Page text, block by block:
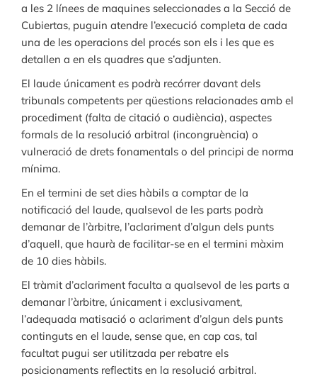
a les 2 línees de maquines seleccionades a la Secció de
Cubiertas, puguin atendre l’execució completa de cada
una de les operacions del procés son els i les que es
detallen a en els quadres que s’adjunten.
El laude únicament es podrà recórrer davant dels
tribunals competents per qüestions relacionades amb el
procediment (falta de citació o audiència), aspectes
formals de la resolució arbitral (incongruència) o
vulneració de drets fonamentals o del principi de norma
mínima.
En el termini de set dies hàbils a comptar de la
notificació del laude, qualsevol de les parts podrà
demanar de l’àrbitre, l’aclariment d’algun dels punts
d’aquell, que haurà de facilitar-se en el termini màxim
de 10 dies hàbils.
El tràmit d’aclariment faculta a qualsevol de les parts a
demanar l’àrbitre, únicament i exclusivament,
l’adequada matisació o aclariment d’algun dels punts
continguts en el laude, sense que, en cap cas, tal
facultat pugui ser utilitzada per rebatre els
posicionaments reflectits en la resolució arbitral.